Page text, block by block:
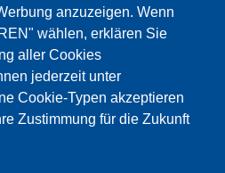
anzuzeigen. Wenn
wählen, erklären Sie
aller Cookies
jederzeit unter
Cookie-Typen akzeptieren
Zustimmung für die Zukunft
ПРИНЯТЬ ТОЛЬКО
GOOGLE MAPS.
akzeptieren